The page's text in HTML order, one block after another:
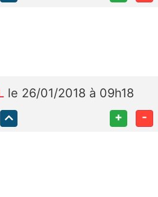
le 26/01/2018 à 09h18
+ -